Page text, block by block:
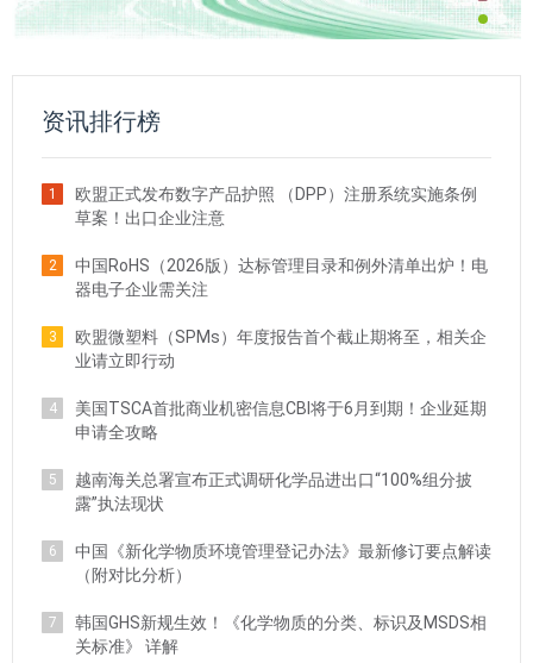
资讯排行榜
1
欧盟正式发布数字产品护照 （DPP）注册系统实施条例
草案！出口企业注意
2
中国RoHS（2026版）达标管理目录和例外清单出炉！电
器电子企业需关注
3
欧盟微塑料（SPMs）年度报告首个截止期将至，相关企
业请立即行动
4
美国TSCA首批商业机密信息CBI将于6月到期！企业延期
申请全攻略
5
越南海关总署宣布正式调研化学品进出口“100%组分披
露”执法现状
6
中国《新化学物质环境管理登记办法》最新修订要点解读
（附对比分析）
7
韩国GHS新规生效！《化学物质的分类、标识及MSDS相
关标准》 详解